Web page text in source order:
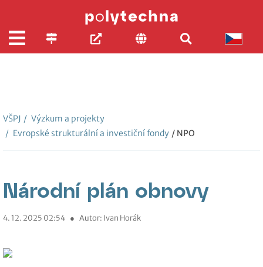
VŠPJ / Výzkum a projekty
/ Evropské strukturální a investiční fondy / NPO
Národní plán obnovy
4. 12. 2025 02:54 ● Autor: Ivan Horák